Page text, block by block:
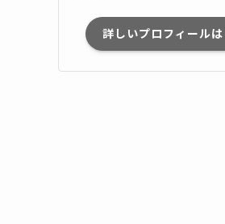
詳しいプロフィールは